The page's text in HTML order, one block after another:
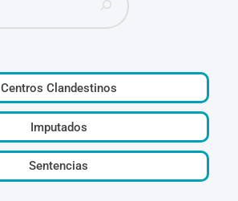
Centros Clandestinos
Imputados
Sentencias